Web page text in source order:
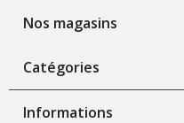
Nos magasins
Catégories
Informations